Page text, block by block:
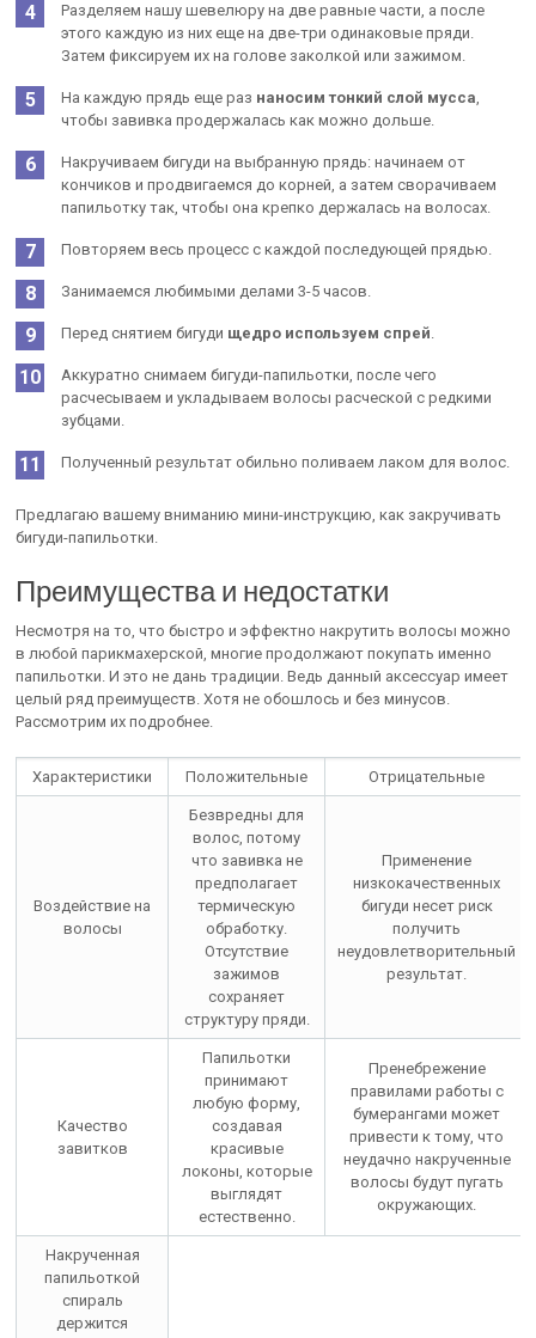
Разделяем нашу шевелюру на две равные части, а после
этого каждую из них еще на две-три одинаковые пряди.
Затем фиксируем их на голове заколкой или зажимом.
На каждую прядь еще раз наносим тонкий слой мусса,
чтобы завивка продержалась как можно дольше.
Накручиваем бигуди на выбранную прядь: начинаем от
кончиков и продвигаемся до корней, а затем сворачиваем
папильотку так, чтобы она крепко держалась на волосах.
Повторяем весь процесс с каждой последующей прядью.
Занимаемся любимыми делами 3-5 часов.
Перед снятием бигуди щедро используем спрей.
Аккуратно снимаем бигуди-папильотки, после чего
расчесываем и укладываем волосы расческой с редкими
зубцами.
Полученный результат обильно поливаем лаком для волос.
Предлагаю вашему вниманию мини-инструкцию, как закручивать
бигуди-папильотки.
Преимущества и недостатки
Несмотря на то, что быстро и эффектно накрутить волосы можно
в любой парикмахерской, многие продолжают покупать именно
папильотки. И это не дань традиции. Ведь данный аксессуар имеет
целый ряд преимуществ. Хотя не обошлось и без минусов.
Рассмотрим их подробнее.
Характеристики Положительные Отрицательные
Воздействие на
волосы
Безвредны для
волос, потому
что завивка не
предполагает
термическую
обработку.
Отсутствие
зажимов
сохраняет
структуру пряди.
Применение
низкокачественных
бигуди несет риск
получить
неудовлетворительный
результат.
Качество
завитков
Папильотки
принимают
любую форму,
создавая
красивые
локоны, которые
выглядят
естественно.
Пренебрежение
правилами работы с
бумерангами может
привести к тому, что
неудачно накрученные
волосы будут пугать
окружающих.
Накрученная
папильоткой
спираль
держится